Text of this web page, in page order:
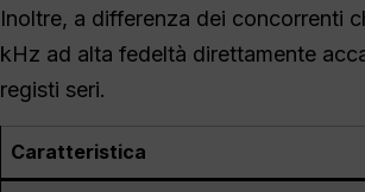
Inoltre, a differenza dei concorrenti
kHz ad alta fedeltà direttamente
registi seri.
Caratteristica